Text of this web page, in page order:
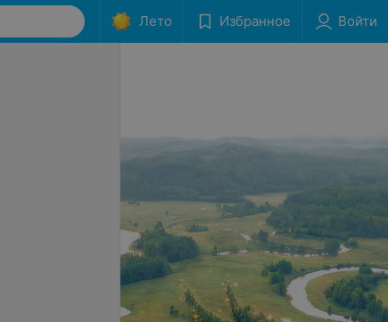
Лето Избранное Войти